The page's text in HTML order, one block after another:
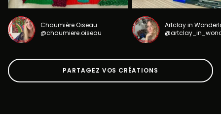
Chaumière Oiseau
@chaumiere.oiseau
Artclay in
PARTAGEZ VOS CRÉATIONS